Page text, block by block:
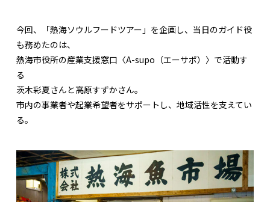
今回、「熱海ソウルフードツアー」を企画し、当日のガイド役
も務めたのは、
熱海市役所の産業支援窓口〈A-supo（エーサポ）〉で活動す
る
茨木彩夏さんと高原すずかさん。
市内の事業者や起業希望者をサポートし、地域活性を支えてい
る。